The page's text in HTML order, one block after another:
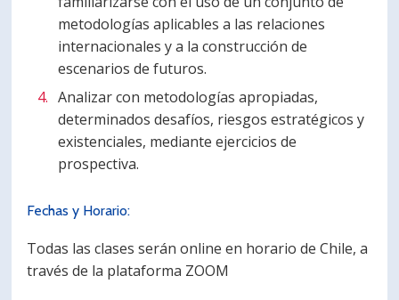
metodologías aplicables a las relaciones
internacionales y a la construcción de
escenarios de futuros.
Analizar con metodologías apropiadas,
determinados desafíos, riesgos estratégicos y
existenciales, mediante ejercicios de
prospectiva.
Fechas y Horario:
Todas las clases serán online en horario de Chile, a
través de la plataforma ZOOM